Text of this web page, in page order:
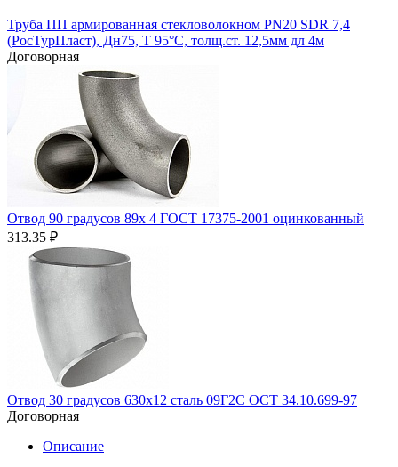
Труба ПП армированная стекловолокном PN20 SDR 7,4
(РосТурПласт), Дн75, Т 95°С, толщ.ст. 12,5мм дл 4м
Договорная
Отвод 90 градусов 89х 4 ГОСТ 17375-2001 оцинкованный
313.35 ₽
Отвод 30 градусов 630х12 сталь 09Г2С ОСТ 34.10.699-97
Договорная
Описание